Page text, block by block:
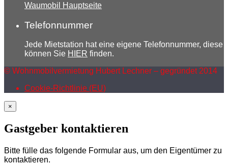
Waumobil Hauptseite
Telefonnummer
Jede Mietstation hat eine eigene Telefonnummer, diese
können Sie HIER finden.
© Wohnmobilvermietung Hubert Lechner – gegründet 2014
Cookie-Richtlinie (EU)
×
Gastgeber kontaktieren
Bitte fülle das folgende Formular aus, um den Eigentümer zu
kontaktieren.